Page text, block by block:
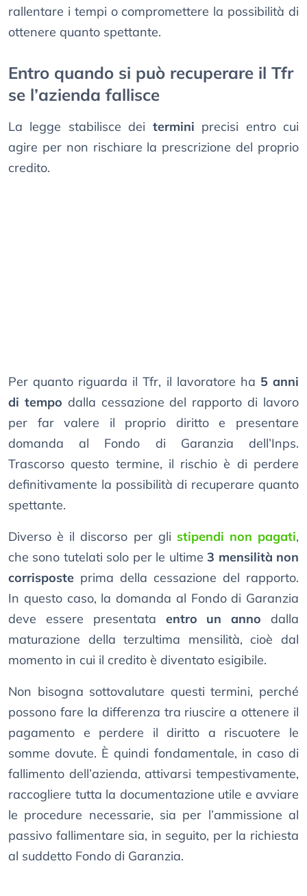
rallentare i tempi o compromettere la possibilità di
ottenere quanto spettante.
Entro quando si può recuperare il Tfr
se l’azienda fallisce
La legge stabilisce dei termini precisi entro cui
agire per non rischiare la prescrizione del proprio
credito.
Per quanto riguarda il Tfr, il lavoratore ha 5 anni
di tempo dalla cessazione del rapporto di lavoro
per far valere il proprio diritto e presentare
domanda al Fondo di Garanzia dell’Inps.
Trascorso questo termine, il rischio è di perdere
definitivamente la possibilità di recuperare quanto
spettante.
Diverso è il discorso per gli stipendi non pagati,
che sono tutelati solo per le ultime3 mensilità non
corrisposte prima della cessazione del rapporto.
In questo caso, la domanda al Fondo di Garanzia
deve essere presentata entro un anno dalla
maturazione della terzultima mensilità, cioè dal
momento in cui il credito è diventato esigibile.
Non bisogna sottovalutare questi termini, perché
possono fare la differenza tra riuscire a ottenere il
pagamento e perdere il diritto a riscuotere le
somme dovute. È quindi fondamentale, in caso di
fallimento dell’azienda, attivarsi tempestivamente,
raccogliere tutta la documentazione utile e avviare
le procedure necessarie, sia per l’ammissione al
passivo fallimentare sia, in seguito, per la richiesta
al suddetto Fondo di Garanzia.